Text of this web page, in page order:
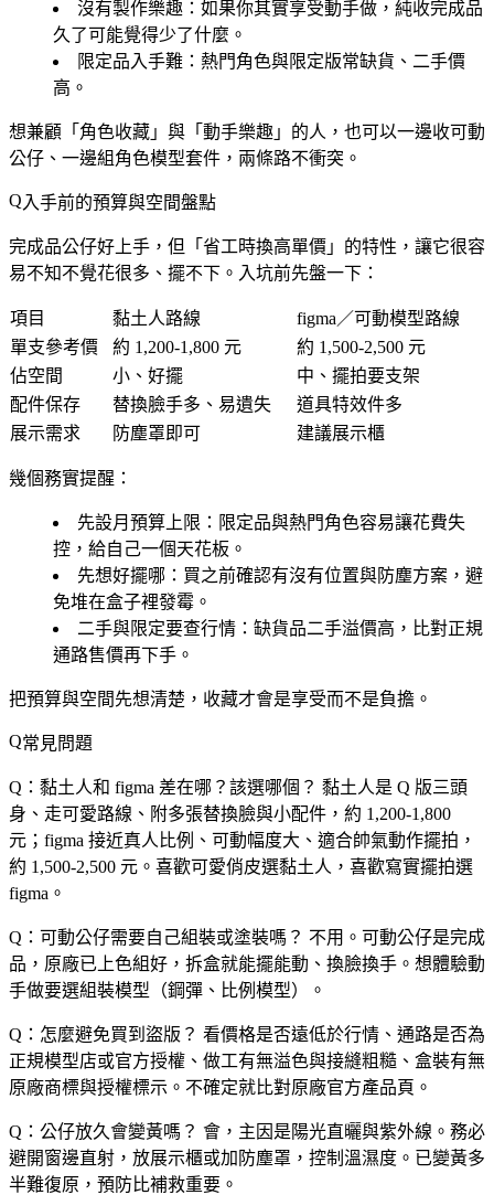
沒有製作樂趣 ：如果你其實享受動手做，純收完成品
久了可能覺得少了什麼。
限定品入手難 ：熱門角色與限定版常缺貨、二手價
高。
想兼顧「角色收藏」與「動手樂趣」的人，也可以一邊收可動
公仔、一邊組角色模型套件，兩條路不衝突。
入手前的預算與空間盤點
完成品公仔好上手，但「省工時換高單價」的特性，讓它很容
易不知不覺花很多、擺不下。入坑前先盤一下：
項目 黏土人路線
figma／可動模型路線
單支參考價
約 1,200-1,800 元
約 1,500-2,500 元
佔空間
小、好擺
中、擺拍要支架
配件保存
替換臉手多、易遺失
道具特效件多
展示需求
防塵罩即可 建議展示櫃
幾個務實提醒：
先設月預算上限 ：限定品與熱門角色容易讓花費失
控，給自己一個天花板。
先想好擺哪 ：買之前確認有沒有位置與防塵方案，避
免堆在盒子裡發霉。
二手與限定要查行情 ：缺貨品二手溢價高，比對正規
通路售價再下手。
把預算與空間先想清楚，收藏才會是享受而不是負擔。
常見問題
Q：黏土人和 figma 差在哪？該選哪個？ 黏土人是 Q 版三頭
身、走可愛路線、附多張替換臉與小配件，約 1,200-1,800
元；figma 接近真人比例、可動幅度大、適合帥氣動作擺拍，
約 1,500-2,500 元。喜歡可愛俏皮選黏土人，喜歡寫實擺拍選
figma。
Q：可動公仔需要自己組裝或塗裝嗎？ 不用。可動公仔是完成
品，原廠已上色組好，拆盒就能擺能動、換臉換手。想體驗動
手做要選組裝模型（鋼彈、比例模型）。
Q：怎麼避免買到盜版？ 看價格是否遠低於行情、通路是否為
正規模型店或官方授權、做工有無溢色與接縫粗糙、盒裝有無
原廠商標與授權標示。不確定就比對原廠官方產品頁。
Q：公仔放久會變黃嗎？ 會，主因是陽光直曬與紫外線。務必
避開窗邊直射，放展示櫃或加防塵罩，控制溫濕度。已變黃多
半難復原，預防比補救重要。